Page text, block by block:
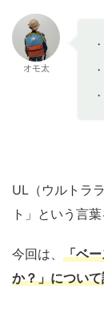
オモ太
UL（ウルトラ
ト」という言
今回は、 「ベ
か？」につい